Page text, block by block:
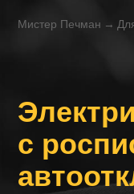
Мистер Печман →
с